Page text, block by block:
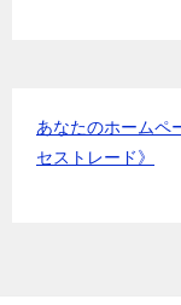
あなたのホームペ
セストレード》